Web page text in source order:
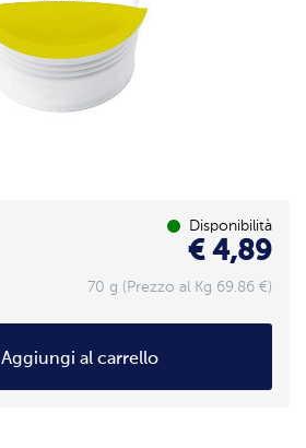
Disponibilità
€ 4,89
70 g (Prezzo al Kg 69.86 €)
Aggiungi al carrello